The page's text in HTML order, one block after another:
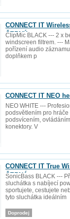
CONNECT IT
ČERNÝ
ClipMic BLACK --- 2 x
windscreen filtrem. ---
pořízení audio
doplňkem p
CONNECT IT NEO
NEO WHITE ---
podsvětlením pro
podsvícením,
konektory. V
CONNECT IT True
ČERNÁ
SonicBass BLACK ---
sluchátka s nabíjecí
sportujete, cestujete
tyto sluchátka ideálním
Doprodej